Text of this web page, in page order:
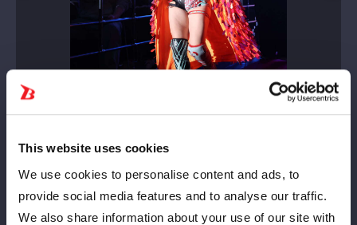
This website uses cookies
We use cookies to personalise content and ads, to
provide social media features and to analyse our traffic.
We also share information about your use of our site with